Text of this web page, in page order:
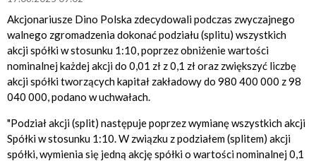
Akcjonariusze Dino Polska zdecydowali podczas zwyczajnego
walnego zgromadzenia dokonać podziału (splitu) wszystkich
akcji spółki w stosunku 1:10, poprzez obniżenie wartości
nominalnej każdej akcji do 0,01 zł z 0,1 zł oraz zwiększyć liczbę
akcji spółki tworzących kapitał zakładowy do 980 400 000 z 98
040 000, podano w uchwałach.
"Podział akcji (split) następuje poprzez wymianę wszystkich akcji
Spółki w stosunku 1:10. W związku z podziałem (splitem) akcji
spółki, wymienia się jedną akcję spółki o wartości nominalnej 0,1